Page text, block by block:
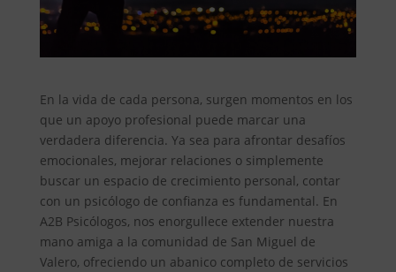
En la vida de cada persona, surgen momentos en los
que un apoyo profesional puede marcar una
verdadera diferencia. Ya sea para afrontar desafíos
emocionales, mejorar relaciones o simplemente
buscar un espacio de crecimiento personal, contar
con un psicólogo de confianza es fundamental. En
A2B Psicólogos, nos enorgullece extender nuestra
mano amiga a la comunidad de San Miguel de
Valero, ofreciendo un abanico completo de servicios